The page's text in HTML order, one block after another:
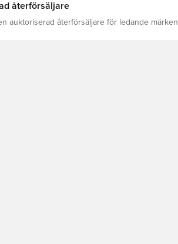
återförsäljare
auktoriserad återförsäljare för ledande märken